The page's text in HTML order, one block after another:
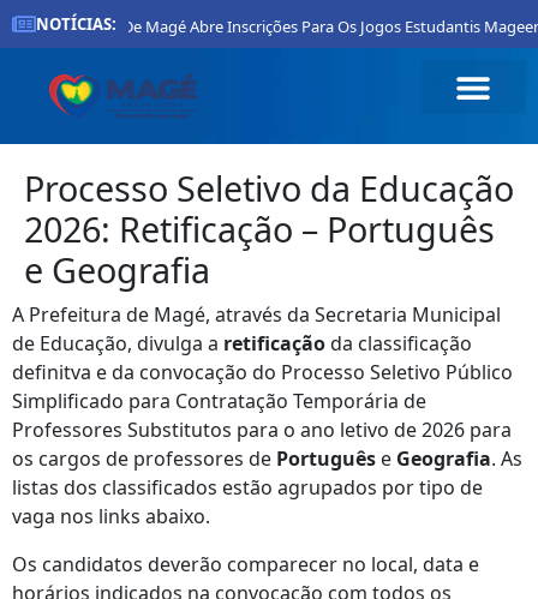
NOTÍCIAS:
Prefeitura De Magé Abre Inscrições Para Os Jogos Estudantis
Processo Seletivo da Educação
2026: Retificação – Português
e Geografia
A Prefeitura de Magé, através da Secretaria Municipal
de Educação, divulga a retificaçãoda classificação
definitva e da convocação do Processo Seletivo Público
Simplificado para Contratação Temporária de
Professores Substitutos para o ano letivo de 2026 para
os cargos de professores de Português e Geografia. As
listas dos classificados estão agrupados por tipo de
vaga nos links abaixo.
Os candidatos deverão comparecer no local, data e
horários indicados na convocação com todos os